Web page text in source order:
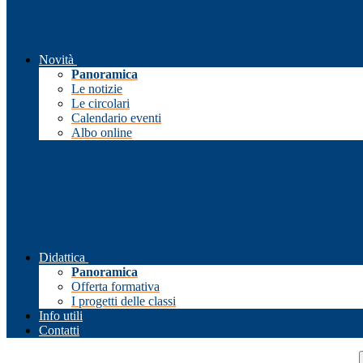
Novità
Panoramica
Le notizie
Le circolari
Calendario eventi
Albo online
Didattica
Panoramica
Offerta formativa
I progetti delle classi
Info utili
Contatti